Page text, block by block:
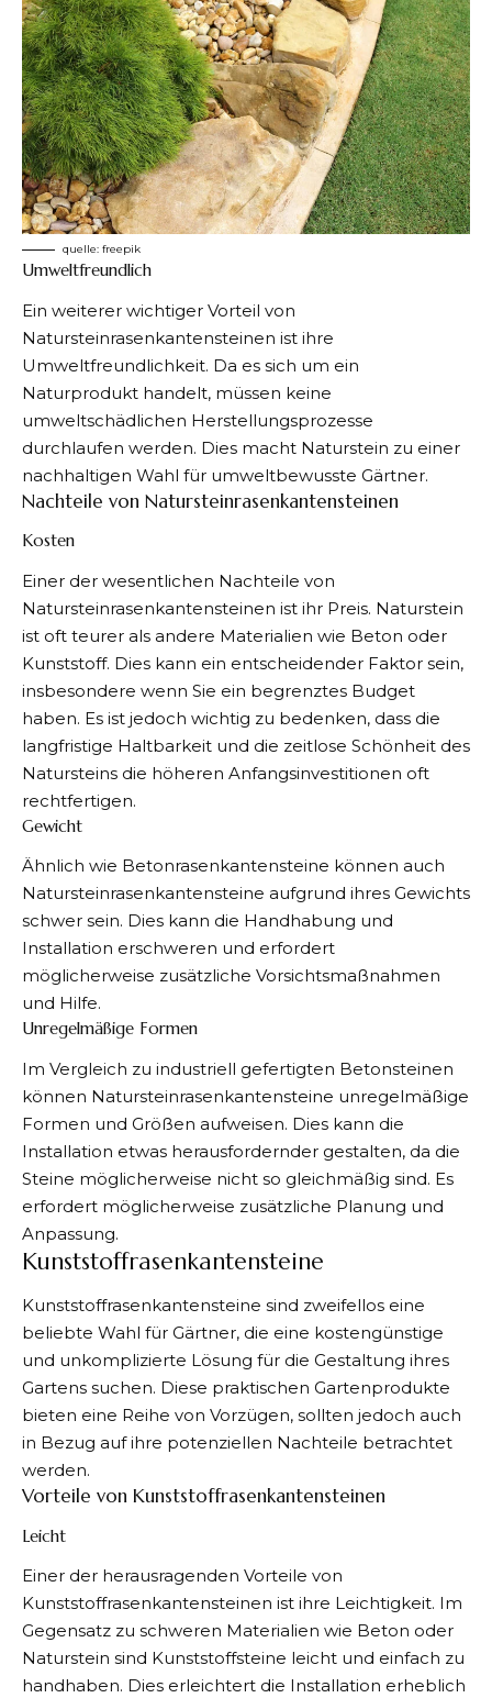
quelle: freepik
Umweltfreundlich
Ein weiterer wichtiger Vorteil von
Natursteinrasenkantensteinen ist ihre
Umweltfreundlichkeit. Da es sich um ein
Naturprodukt handelt, müssen keine
umweltschädlichen Herstellungsprozesse
durchlaufen werden. Dies macht Naturstein zu einer
nachhaltigen Wahl für umweltbewusste Gärtner.
Nachteile von Natursteinrasenkantensteinen
Kosten
Einer der wesentlichen Nachteile von
Natursteinrasenkantensteinen ist ihr Preis. Naturstein
ist oft teurer als andere Materialien wie Beton oder
Kunststoff. Dies kann ein entscheidender Faktor sein,
insbesondere wenn Sie ein begrenztes Budget
haben. Es ist jedoch wichtig zu bedenken, dass die
langfristige Haltbarkeit und die zeitlose Schönheit des
Natursteins die höheren Anfangsinvestitionen oft
rechtfertigen.
Gewicht
Ähnlich wie Betonrasenkantensteine können auch
Natursteinrasenkantensteine aufgrund ihres Gewichts
schwer sein. Dies kann die Handhabung und
Installation erschweren und erfordert
möglicherweise zusätzliche Vorsichtsmaßnahmen
und Hilfe.
Unregelmäßige Formen
Im Vergleich zu industriell gefertigten Betonsteinen
können Natursteinrasenkantensteine unregelmäßige
Formen und Größen aufweisen. Dies kann die
Installation etwas herausfordernder gestalten, da die
Steine möglicherweise nicht so gleichmäßig sind. Es
erfordert möglicherweise zusätzliche Planung und
Anpassung.
Kunststoffrasenkantensteine
Kunststoffrasenkantensteine sind zweifellos eine
beliebte Wahl für Gärtner, die eine kostengünstige
und unkomplizierte Lösung für die Gestaltung ihres
Gartens suchen. Diese praktischen Gartenprodukte
bieten eine Reihe von Vorzügen, sollten jedoch auch
in Bezug auf ihre potenziellen Nachteile betrachtet
werden.
Vorteile von Kunststoffrasenkantensteinen
Leicht
Einer der herausragenden Vorteile von
Kunststoffrasenkantensteinen ist ihre Leichtigkeit. Im
Gegensatz zu schweren Materialien wie Beton oder
Naturstein sind Kunststoffsteine leicht und einfach zu
handhaben. Dies erleichtert die Installation erheblich